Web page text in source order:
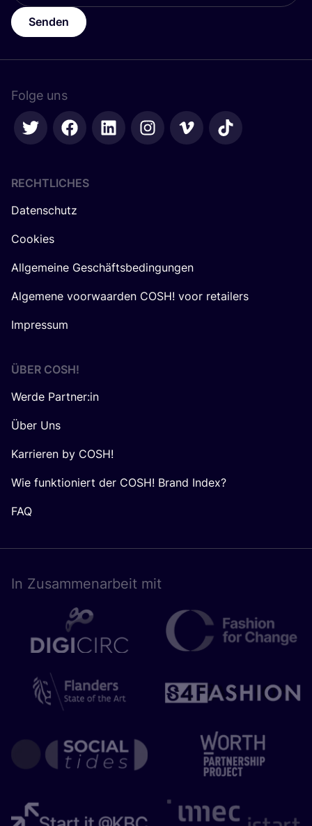
Senden
Folge uns
RECHTLICHES
Datenschutz
Cookies
Allgemeine Geschäftsbedingungen
Algemene voorwaarden COSH! voor retailers
Impressum
ÜBER COSH!
Werde Partner:in
Über Uns
Karrieren by COSH!
Wie funktioniert der COSH! Brand Index?
FAQ
In Zusam­men­ar­beit mit